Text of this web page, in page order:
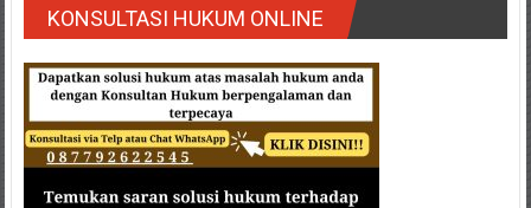
KONSULTASI HUKUM ONLINE